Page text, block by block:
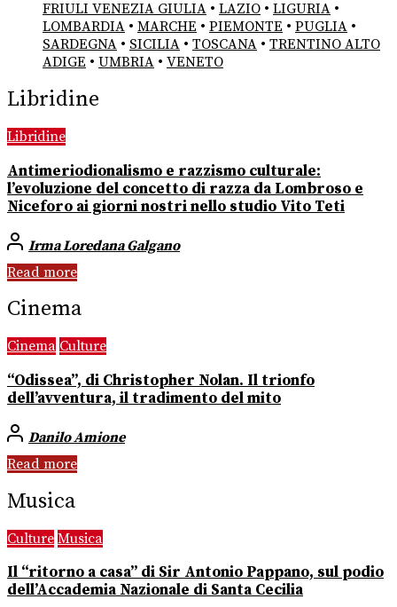
FRIULI VENEZIA GIULIA • LAZIO • LIGURIA •
LOMBARDIA • MARCHE • PIEMONTE • PUGLIA •
SARDEGNA • SICILIA • TOSCANA • TRENTINO ALTO
ADIGE • UMBRIA • VENETO
Libridine
Libridine
Antimeriodionalismo e razzismo culturale:
l’evoluzione del concetto di razza da Lombroso e
Niceforo ai giorni nostri nello studio Vito Teti
Irma Loredana Galgano
Read more
Cinema
Cinema Culture
“Odissea”, di Christopher Nolan. Il trionfo
dell’avventura, il tradimento del mito
Danilo Amione
Read more
Musica
Culture Musica
Il “ritorno a casa” di Sir Antonio Pappano, sul podio
dell’Accademia Nazionale di Santa Cecilia